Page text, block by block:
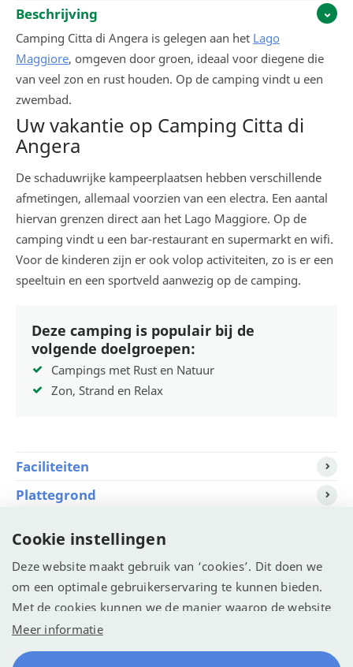
Beschrijving
Camping Citta di Angera is gelegen aan het Lago
Maggiore, omgeven door groen, ideaal voor diegene die
van veel zon en rust houden. Op de camping vindt u een
zwembad.
Uw vakantie op Camping Citta di
Angera
De schaduwrijke kampeerplaatsen hebben verschillende
afmetingen, allemaal voorzien van een electra. Een aantal
hiervan grenzen direct aan het Lago Maggiore. Op de
camping vindt u een bar-restaurant en supermarkt en wifi.
Voor de kinderen zijn er ook volop activiteiten, zo is er een
speeltuin en een sportveld aanwezig op de camping.
Deze camping is populair bij de
volgende doelgroepen:
Campings met Rust en Natuur
Zon, Strand en Relax
Faciliteiten
Plattegrond
Beschikbaarheid
Cookie instellingen
Deze website maakt gebruik van ‘cookies’. Dit doen we
om een optimale gebruikerservaring te kunnen bieden.
Met de cookies kunnen we de manier waarop de website
wordt gebruikt vastleggen en analyseren. We willen
hiermee de website optimaliseren voor een betere
Meer informatie